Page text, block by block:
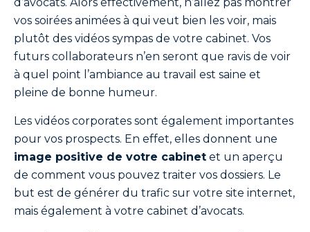
vos soirées animées à qui veut bien les voir, mais
plutôt des vidéos sympas de votre cabinet. Vos
futurs collaborateurs n’en seront que ravis de voir
à quel point l’ambiance au travail est saine et
pleine de bonne humeur.
Les vidéos corporates sont également importantes
pour vos prospects. En effet, elles donnent une
image positive de votre cabinet et un aperçu
de comment vous pouvez traiter vos dossiers. Le
but est de générer du trafic sur votre site internet,
mais également à votre cabinet d’avocats.